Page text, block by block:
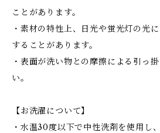
ことがあります。
・素材の特性上、日光や蛍光灯の光
することがあります。
・表面が洗い物との摩擦による引っ
い。
【お洗濯について】
・水温30度以下で中性洗剤を使用し